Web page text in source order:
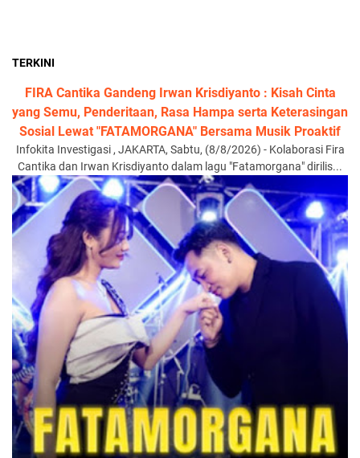
TERKINI
FIRA Cantika Gandeng Irwan Krisdiyanto : Kisah Cinta
yang Semu, Penderitaan, Rasa Hampa serta Keterasingan
Sosial Lewat "FATAMORGANA" Bersama Musik Proaktif
Infokita Investigasi , JAKARTA, Sabtu, (8/8/2026) - Kolaborasi Fira
Cantika dan Irwan Krisdiyanto dalam lagu "Fatamorgana" dirilis...